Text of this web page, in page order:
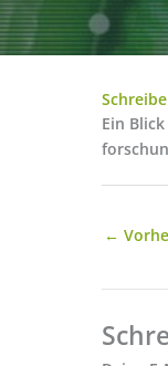
Ein
←